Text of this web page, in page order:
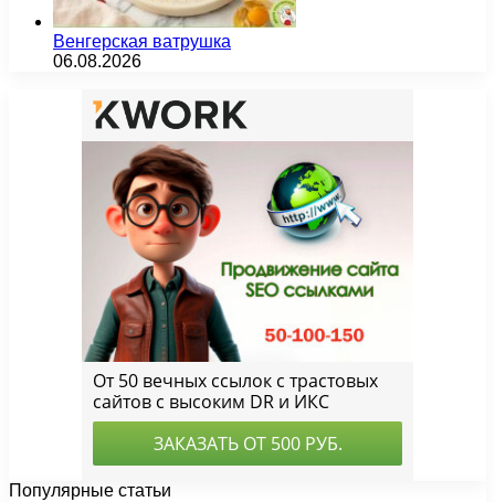
Венгерская ватрушка
06.08.2026
Популярные статьи